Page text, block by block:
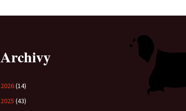
Archivy
2026(14)
2025 (43)